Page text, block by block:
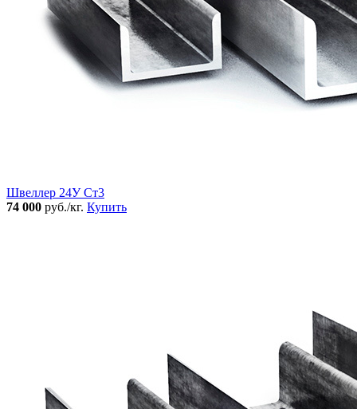
Швеллер 24У Ст3
74 000 руб./кг. Купить